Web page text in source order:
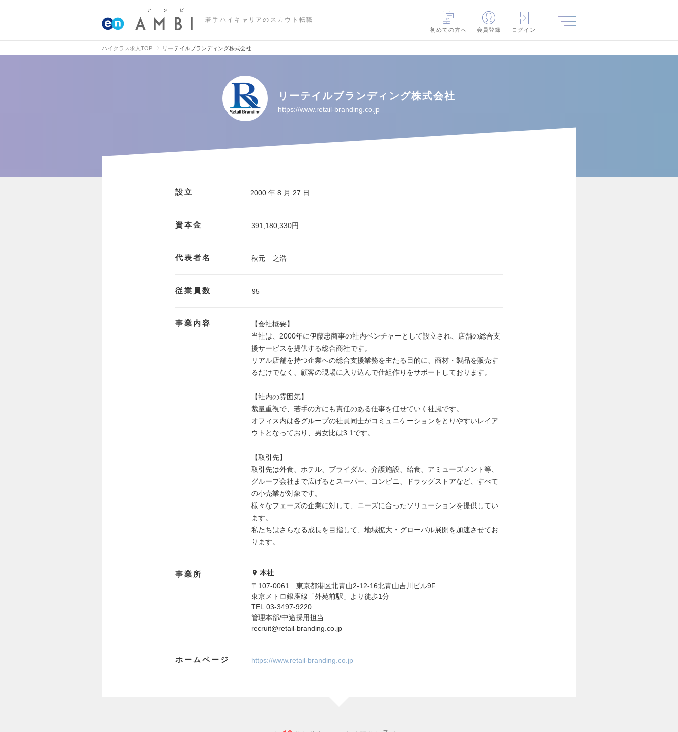
若手ハイキャリアのスカウト転職
初めての方へ
会員登録 ログイン
ハイクラス求人TOP リーテイルブランディング株式会社
リーテイルブランディング株式会社
https://www.retail-branding.co.jp
設立 2000 年 8 月 27 日
資本金 391,180,330円
代表者名 秋元 之浩
従業員数 95
事業内容
【会社概要】
当社は、2000年に伊藤忠商事の社内ベンチャーとして設立され、店舗の総合支
援サービスを提供する総合商社です。
リアル店舗を持つ企業への総合支援業務を主たる目的に、商材・製品を販売す
るだけでなく、顧客の現場に入り込んで仕組作りをサポートしております。
【社内の雰囲気】
裁量重視で、若手の方にも責任のある仕事を任せていく社風です。
オフィス内は各グループの社員同士がコミュニケーションをとりやすいレイア
ウトとなっており、男女比は3:1です。
【取引先】
取引先は外食、ホテル、ブライダル、介護施設、給食、アミューズメント等、
グループ会社まで広げるとスーパー、コンビニ、ドラッグストアなど、すべて
の小売業が対象です。
様々なフェーズの企業に対して、ニーズに合ったソリューションを提供してい
ます。
私たちはさらなる成長を目指して、地域拡大・グローバル展開を加速させてお
ります。
事業所
本社
〒107-0061 東京都港区北青山2-12-16北青山吉川ビル9F
東京メトロ銀座線「外苑前駅」より徒歩1分
TEL 03-3497-9220
管理本部/中途採用担当
recruit@retail-branding.co.jp
ホームページ https://www.retail-branding.co.jp